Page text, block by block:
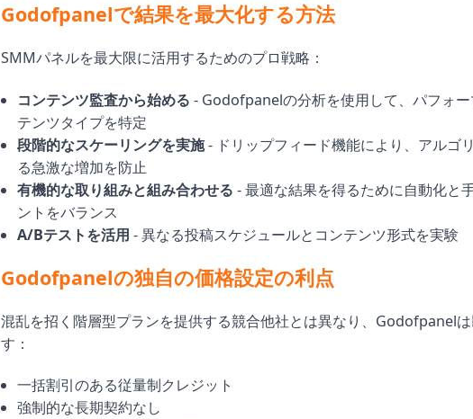
Godofpanelで結果を最大化する方法
SMMパネルを最大限に活用するためのプロ戦略：
コンテンツ監査から始める - Godofpanelの分析を使用して、パフォ
テンツタイプを特定
段階的なスケーリングを実施- ドリップフィード機能により、アルゴ
る急激な増加を防止
有機的な取り組みと組み合わせる - 最適な結果を得るために自動化と
ントをバランス
A/Bテストを活用 - 異なる投稿スケジュールとコンテンツ形式を実験
Godofpanelの独自の価格設定の利点
混乱を招く階層型プランを提供する競合他社とは異なり、Godofpanelは
す：
一括割引のある従量制クレジット
強制的な長期契約なし